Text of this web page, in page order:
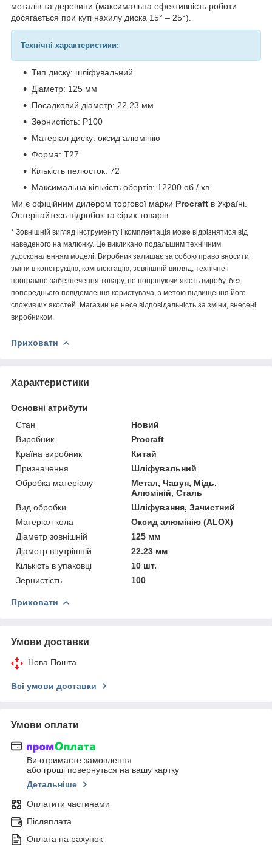
металів та деревини (максимальна ефективність роботи
досягається при куті нахилу диска 15° – 25°).
Технічні характеристики:
Тип диску: шліфувальний
Діаметр: 125 мм
Посадковий діаметр: 22.23 мм
Зернистість: Р100
Матеріал диску: оксид алюмінію
Форма: T27
Кількість пелюсток: 72
Максимальна кількість обертів: 12200 об / хв
Ми є офіційним дилером торгової марки Procraft в Україні.
Остерігайтесь підробок та сірих товарів.
* Зовнішній вигляд інструменту і комплектація може відрізнятися від
наведеного на малюнку. Це викликано подальшим технічним
удосконаленням моделі. Виробник залишає за собою право вносити
зміни в конструкцію, комплектацію, зовнішній вигляд, технічне і
програмне забезпечення товару, не погіршуючи якість виробу, без
попереднього повідомлення користувача, з метою підвищення його
споживчих якостей. Магазин не несе відповідальність за зміни, внесені
виробником.
Приховати
Характеристики
Основні атрибути
Стан
Новий
Виробник
Procraft
Країна виробник
Китай
Призначення
Шліфувальний
Обробка матеріалу
Метал, Чавун, Мідь,
Алюміній, Сталь
Вид обробки
Шліфування, Зачистний
Матеріал кола
Оксид алюмінію (ALOX)
Діаметр зовнішній
125 мм
Діаметр внутрішній
22.23 мм
Кількість в упаковці
10 шт.
Зернистість
100
Приховати
Умови доставки
Нова Пошта
Всі умови доставки
Умови оплати
Ви отримаєте замовлення
або гроші повернуться на вашу картку
Детальніше
Оплатити частинами
Післяплата
Оплата на рахунок